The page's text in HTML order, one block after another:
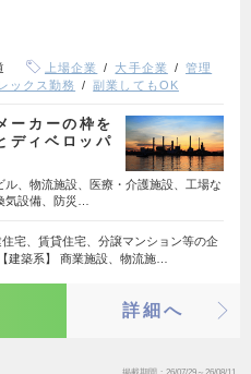
上場企業 大手企業
管理
ックス勤務 副業してもOK
ーカーの枠を
ディベロッパ
、物流施設、医療・介護施設、工場な
気設備、防災…
宅、賃貸住宅、分譲マンション等の企
建築系】 商業施設、物流施…
詳細へ